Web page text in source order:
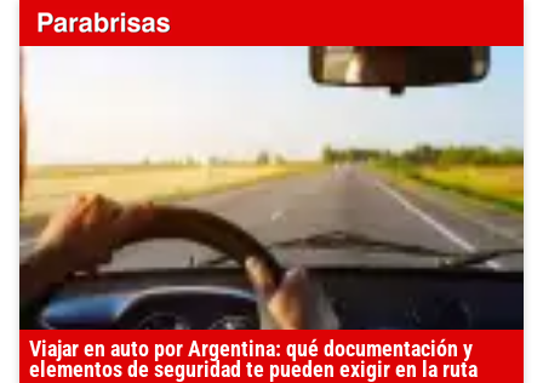
Viajar en auto por Argentina: qué documentación y
elementos de seguridad te pueden exigir en la ruta